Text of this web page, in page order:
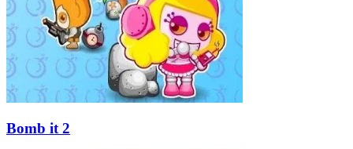
Bomb it 2